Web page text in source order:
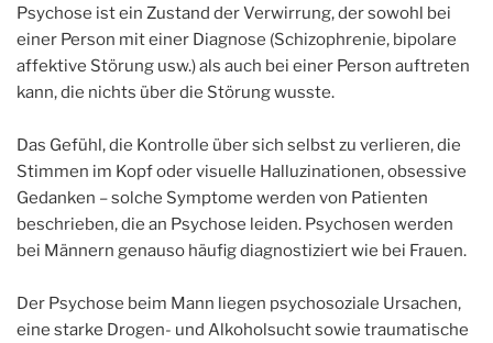
Psychose ist ein Zustand der Verwirrung, der sowohl bei
einer Person mit einer Diagnose (Schizophrenie, bipolare
affektive Störung usw.) als auch bei einer Person auftreten
kann, die nichts über die Störung wusste.
Das Gefühl, die Kontrolle über sich selbst zu verlieren, die
Stimmen im Kopf oder visuelle Halluzinationen, obsessive
Gedanken – solche Symptome werden von Patienten
beschrieben, die an Psychose leiden. Psychosen werden
bei Männern genauso häufig diagnostiziert wie bei Frauen.
Der Psychose beim Mann liegen psychosoziale Ursachen,
eine starke Drogen- und Alkoholsucht sowie traumatische